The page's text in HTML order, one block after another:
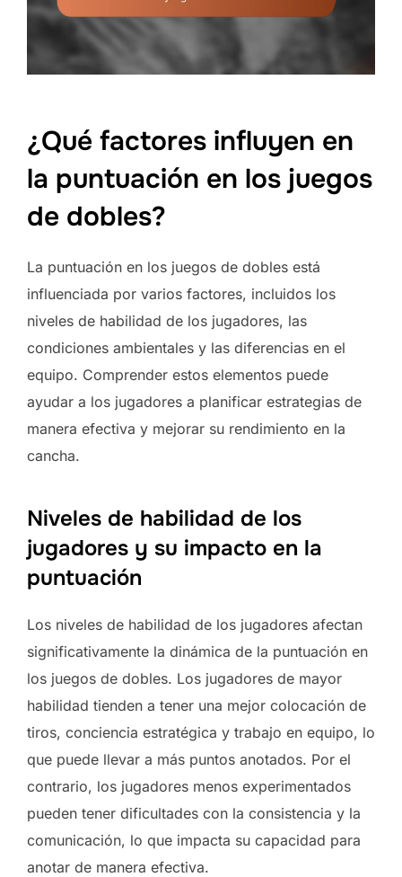
¿Qué factores influyen en
la puntuación en los juegos
de dobles?
La puntuación en los juegos de dobles está
influenciada por varios factores, incluidos los
niveles de habilidad de los jugadores, las
condiciones ambientales y las diferencias en el
equipo. Comprender estos elementos puede
ayudar a los jugadores a planificar estrategias de
manera efectiva y mejorar su rendimiento en la
cancha.
Niveles de habilidad de los
jugadores y su impacto en la
puntuación
Los niveles de habilidad de los jugadores afectan
significativamente la dinámica de la puntuación en
los juegos de dobles. Los jugadores de mayor
habilidad tienden a tener una mejor colocación de
tiros, conciencia estratégica y trabajo en equipo, lo
que puede llevar a más puntos anotados. Por el
contrario, los jugadores menos experimentados
pueden tener dificultades con la consistencia y la
comunicación, lo que impacta su capacidad para
anotar de manera efectiva.